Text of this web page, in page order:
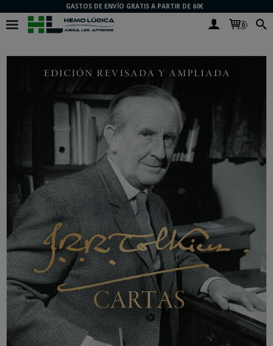
GASTOS DE ENVÍO GRATIS A PARTIR DE 60€
0